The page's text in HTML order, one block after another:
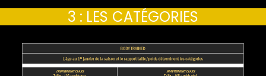
3 : LES CATÉGORIES